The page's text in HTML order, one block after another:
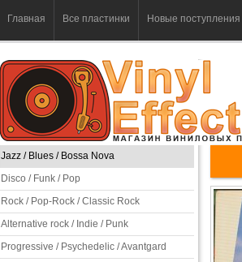
Главная Все пластинки Новые поступления
Jazz / Blues / Bossa Nova
Disco / Funk / Pop
Rock / Pop-Rock / Classic Rock
Alternative rock / Indie / Punk
Progressive / Psychedelic / Avantgard